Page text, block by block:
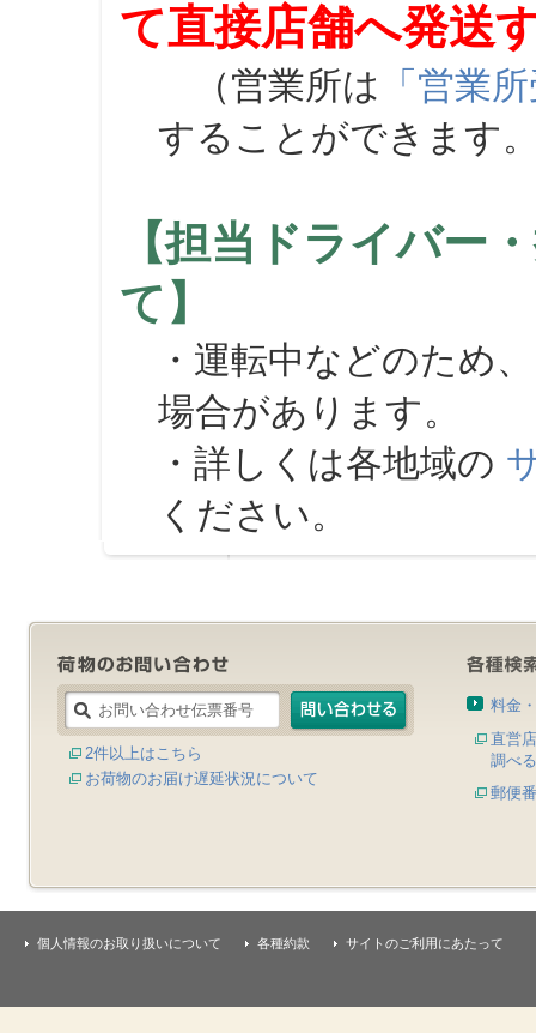
て直接店舗へ発送
（営業所は 「営業
することができます
【担当ドライバー
て】
・運転中などのため
場合があります。
・詳しくは各地域の
ください。
2件以上はこちら
お荷物のお届け遅延状況について
料金
直営
調べる
郵便
個人情報のお取り扱いについて 各種約款 サイトのご利用にあたって